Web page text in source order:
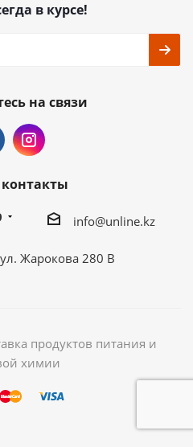
в курсе!
на связи
info@unline.kz
Жарокова 280 В
продуктов питания и
химии